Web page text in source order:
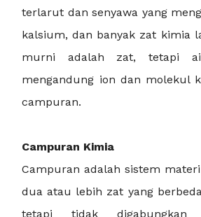
terlarut dan senyawa yang
kalsium, dan banyak zat kimia
murni adalah zat, tetapi
mengandung ion dan molekul
campuran.
Campuran Kimia
Campuran adalah sistem
dua atau lebih zat yang
tetapi tidak digabungkan